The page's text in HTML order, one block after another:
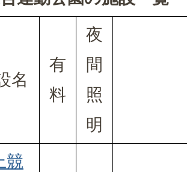
名
有
料
夜
間
照
明
競